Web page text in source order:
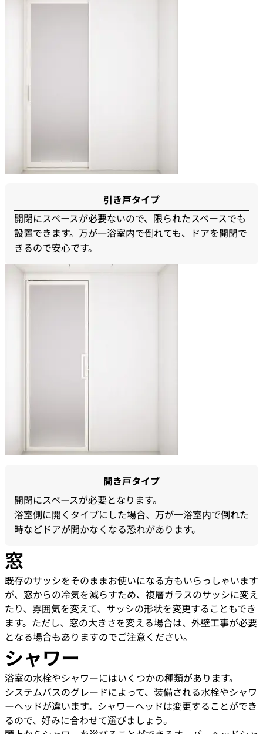
引き戸タイプ
開閉にスペースが必要ないので、限られたスペースでも
設置できます。万が一浴室内で倒れても、ドアを開閉で
きるので安心です。
開き戸タイプ
開閉にスペースが必要となります。
浴室側に開くタイプにした場合、万が一浴室内で倒れた
時などドアが開かなくなる恐れがあります。
窓
既存のサッシをそのままお使いになる方もいらっしゃいます
が、窓からの冷気を減らすため、複層ガラスのサッシに変え
たり、雰囲気を変えて、サッシの形状を変更することもでき
ます。ただし、窓の大きさを変える場合は、外壁工事が必要
となる場合もありますのでご注意ください。
シャワー
浴室の水栓やシャワーにはいくつかの種類があります。
システムバスのグレードによって、装備される水栓やシャワ
ーヘッドが違います。シャワーヘッドは変更することができ
るので、好みに合わせて選びましょう。